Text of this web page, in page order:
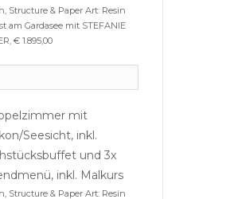
Structure & Paper Art: Resin
am Gardasee mit STEFANIE
€ 1.895,00
mit
Seesicht, inkl.
und 3x
inkl. Malkurs
Structure & Paper Art: Resin